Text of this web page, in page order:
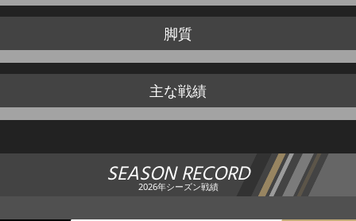
脚質
主な戦績
SEASON RECORD
2026年シーズン戦績